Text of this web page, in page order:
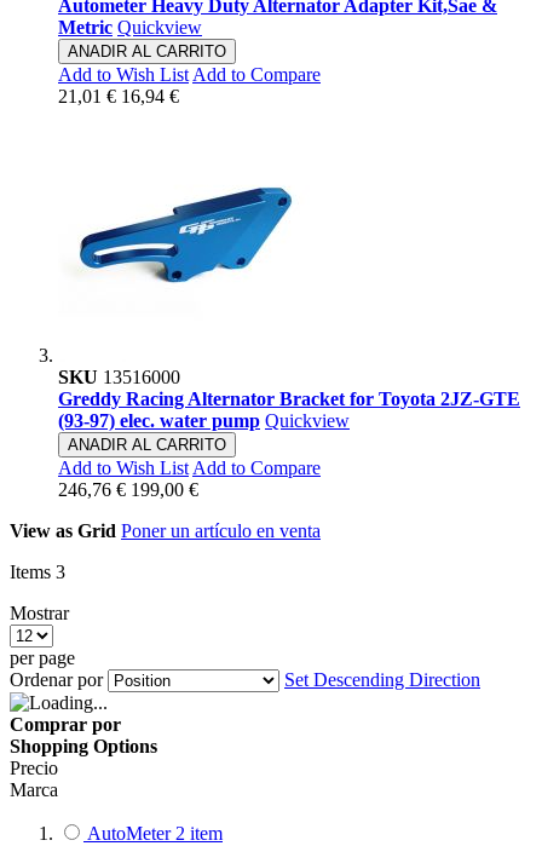
Autometer Heavy Duty Alternator Adapter Kit,Sae &
Metric Quickview
ANADIR AL CARRITO
Add to Wish List Add to Compare
21,01 € 16,94 €
SKU 13516000
Greddy Racing Alternator Bracket for Toyota 2JZ-GTE
(93-97) elec. water pump Quickview
ANADIR AL CARRITO
Add to Wish List Add to Compare
246,76 € 199,00 €
View as Grid Poner un artículo en venta
Items 3
Mostrar
per page
Ordenar por
Set Descending Direction
Comprar por
Shopping Options
Precio
Marca
AutoMeter 2 item